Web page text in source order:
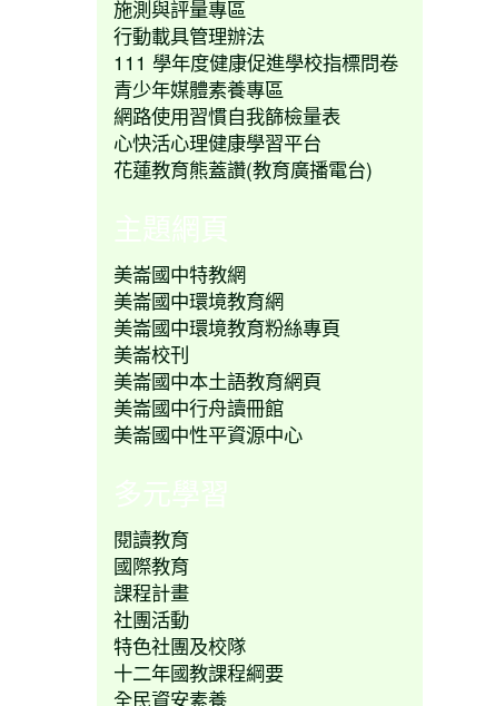
施測與評量專區
行動載具管理辦法
111 學年度健康促進學校指標問卷
青少年媒體素養專區
網路使用習慣自我篩檢量表
心快活心理健康學習平台
花蓮教育熊蓋讚(教育廣播電台)
主題網頁
美崙國中特教網
美崙國中環境教育網
美崙國中環境教育粉絲專頁
美崙校刊
美崙國中本土語教育網頁
美崙國中行舟讀冊館
美崙國中性平資源中心
多元學習
閱讀教育
國際教育
課程計畫
社團活動
特色社團及校隊
十二年國教課程綱要
全民資安素養